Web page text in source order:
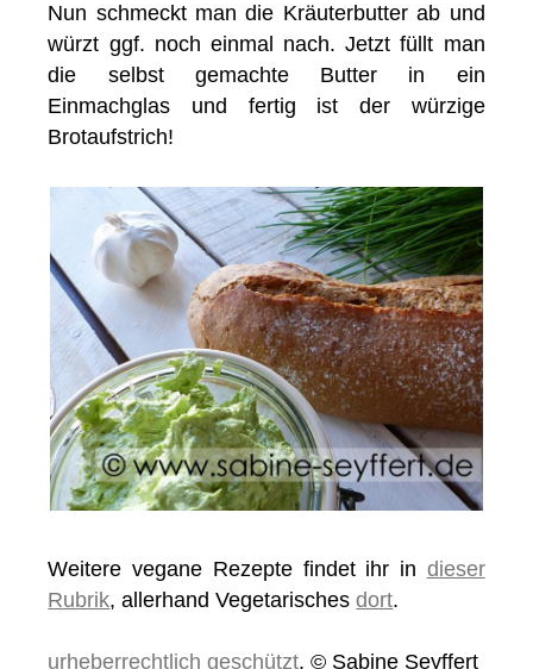
Nun schmeckt man die Kräuterbutter ab und
würzt ggf. noch einmal nach. Jetzt füllt man
die selbst gemachte Butter in ein
Einmachglas und fertig ist der würzige
Brotaufstrich!
Weitere vegane Rezepte findet ihr in dieser
Rubrik, allerhand Vegetarischesdort.
urheberrechtlich geschützt, © Sabine Seyffert